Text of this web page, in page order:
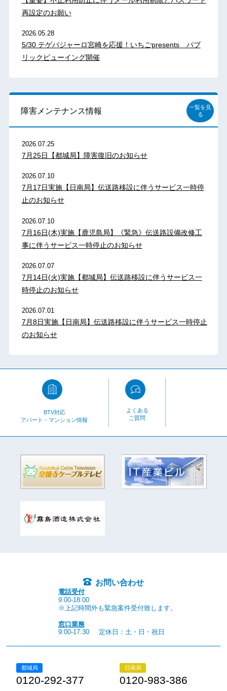
再設定のお願い
2026.05.28
5/30 テゲバジャーロ宮崎を応援！いちごpresents パブ
リックビューイング開催
障害メンテナンス情報
一覧を見
る
2026.07.25
7月25日【都城局】障害復旧のお知らせ
2026.07.10
7月17日実施【日南局】伝送路移設に伴うサービス一時停
止のお知らせ
2026.07.10
7月16日(木)実施【鹿児島局】《緊急》伝送路設備改修工
事に伴うサービス一時停止のお知らせ
2026.07.07
7月14日(火)実施【都城局】伝送路移設に伴うサービス一
時停止のお知らせ
2026.07.01
7月8日実施【日南局】伝送路移設に伴うサービス一時停止
のお知らせ
BTV対応
アパート・マンション情報
よくある
ご質問
お問い合わせ
電話受付
9:00-18:00
※上記時間外も緊急案件受付致します。
窓口業務
9:00-17:30
定休日：土・日・祝日
都城局
0120-292-377
日南局
0120-983-386